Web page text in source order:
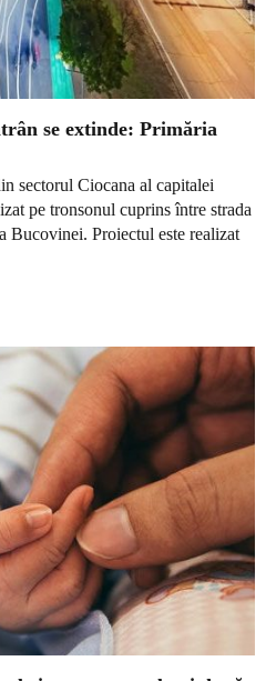
se extinde: Primăria
sectorul Ciocana al capitalei
pe tronsonul cuprins între strada
Bucovinei. Proiectul este realizat